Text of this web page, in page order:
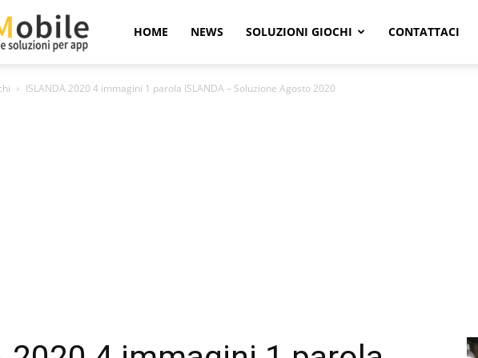
Super
Mobile
HOME NEWS SOLUZIONI GIOCHI CONTATTACI
ISLANDA 2020 4 immagini 1 parola ISLANDA – Soluzione Agosto 2020